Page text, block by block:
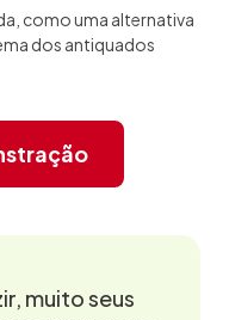
como uma alternativa
dos antiquados
muito seus